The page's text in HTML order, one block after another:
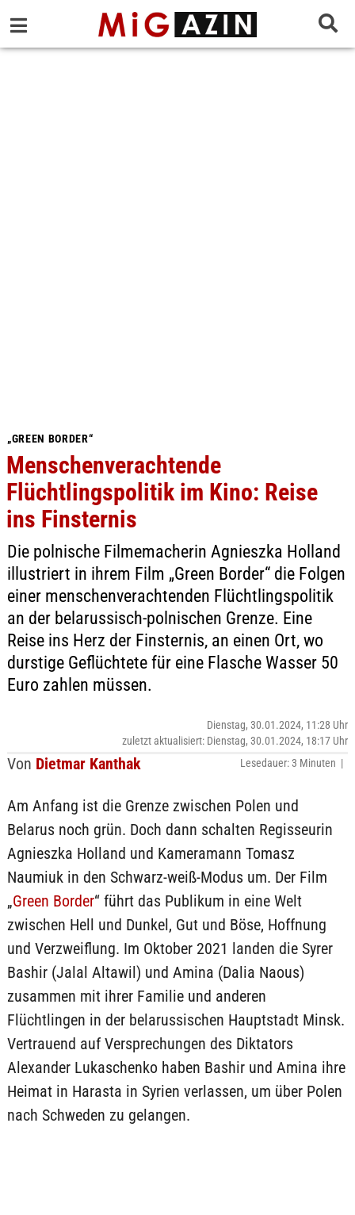
„GREEN BORDER“
Menschenverachtende
Flüchtlingspolitik im Kino: Reise
ins Finsternis
Die polnische Filmemacherin Agnieszka Holland
illustriert in ihrem Film „Green Border“ die Folgen
einer menschenverachtenden Flüchtlingspolitik
an der belarussisch-polnischen Grenze. Eine
Reise ins Herz der Finsternis, an einen Ort, wo
durstige Geflüchtete für eine Flasche Wasser 50
Euro zahlen müssen.
Von Dietmar Kanthak
Dienstag, 30.01.2024, 11:28 Uhr
zuletzt aktualisiert: Dienstag, 30.01.2024, 18:17 Uhr
Lesedauer: 3 Minuten |
Am Anfang ist die Grenze zwischen Polen und
Belarus noch grün. Doch dann schalten Regisseurin
Agnieszka Holland und Kameramann Tomasz
Naumiuk in den Schwarz-weiß-Modus um. Der Film
„Green Border“ führt das Publikum in eine Welt
zwischen Hell und Dunkel, Gut und Böse, Hoffnung
und Verzweiflung. Im Oktober 2021 landen die Syrer
Bashir (Jalal Altawil) und Amina (Dalia Naous)
zusammen mit ihrer Familie und anderen
Flüchtlingen in der belarussischen Hauptstadt Minsk.
Vertrauend auf Versprechungen des Diktators
Alexander Lukaschenko haben Bashir und Amina ihre
Heimat in Harasta in Syrien verlassen, um über Polen
nach Schweden zu gelangen.